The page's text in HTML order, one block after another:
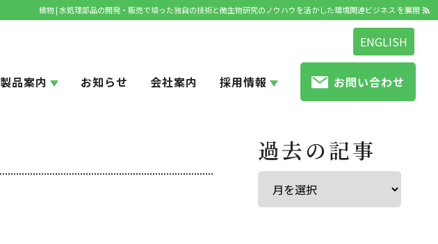
植物 | 水処理部品の開発・販売で培った独自の技術と微生物研究のノウハウを活かした環境関連ビジネス を展開
ENGLISH
製品案内 お知らせ 会社案内 採用情報 お問い合わせ
過去の記事